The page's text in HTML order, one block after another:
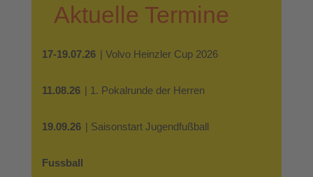
Aktuelle Termine
17-19.07.26 | Volvo Heinzler Cup 2026
11.08.26 | 1. Pokalrunde der Herren
19.09.26 | Saisonstart Jugendfußball
Fussball